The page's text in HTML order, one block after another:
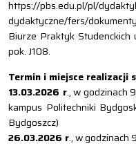
https://pbs.edu.pl/pl/
dydaktyczne/fers/
Biurze Praktyk
pok. J108.
Termin i miejsce realizacji
13.03.2026 r., w godzinach
kampus Politechniki
Bydgoszcz)
26.03.2026 r., w godzinach